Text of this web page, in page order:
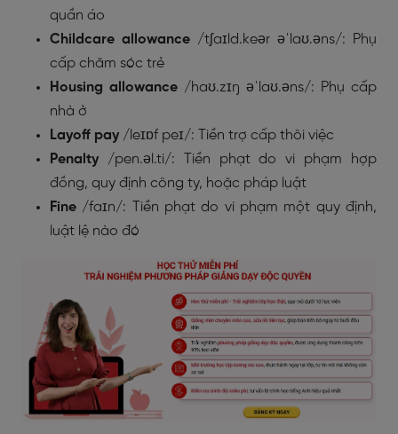
quần áo
Childcare allowance /tʃaɪld.keər əˈlaʊ.əns/: Phụ
cấp chăm sóc trẻ
Housing allowance /haʊ.zɪŋ əˈlaʊ.əns/: Phụ cấp
nhà ở
Layoff pay /leɪɒf peɪ/: Tiền trợ cấp thôi việc
Penalty /pen.əl.ti/: Tiền phạt do vi phạm hợp
đồng, quy định công ty, hoặc pháp luật
Fine /faɪn/: Tiền phạt do vi phạm một quy định,
luật lệ nào đó